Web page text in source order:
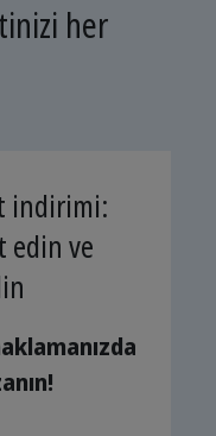
her
indirimi:
edin ve